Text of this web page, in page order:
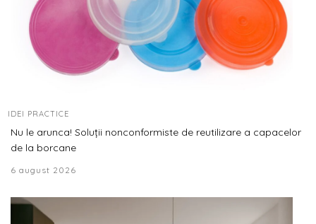
IDEI PRACTICE
Nu le arunca! Soluții nonconformiste de reutilizare a capacelor
de la borcane
6 august 2026